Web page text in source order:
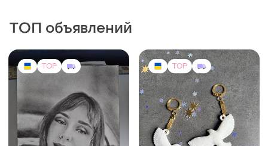
Портрет по заказу
карандашом
TOP